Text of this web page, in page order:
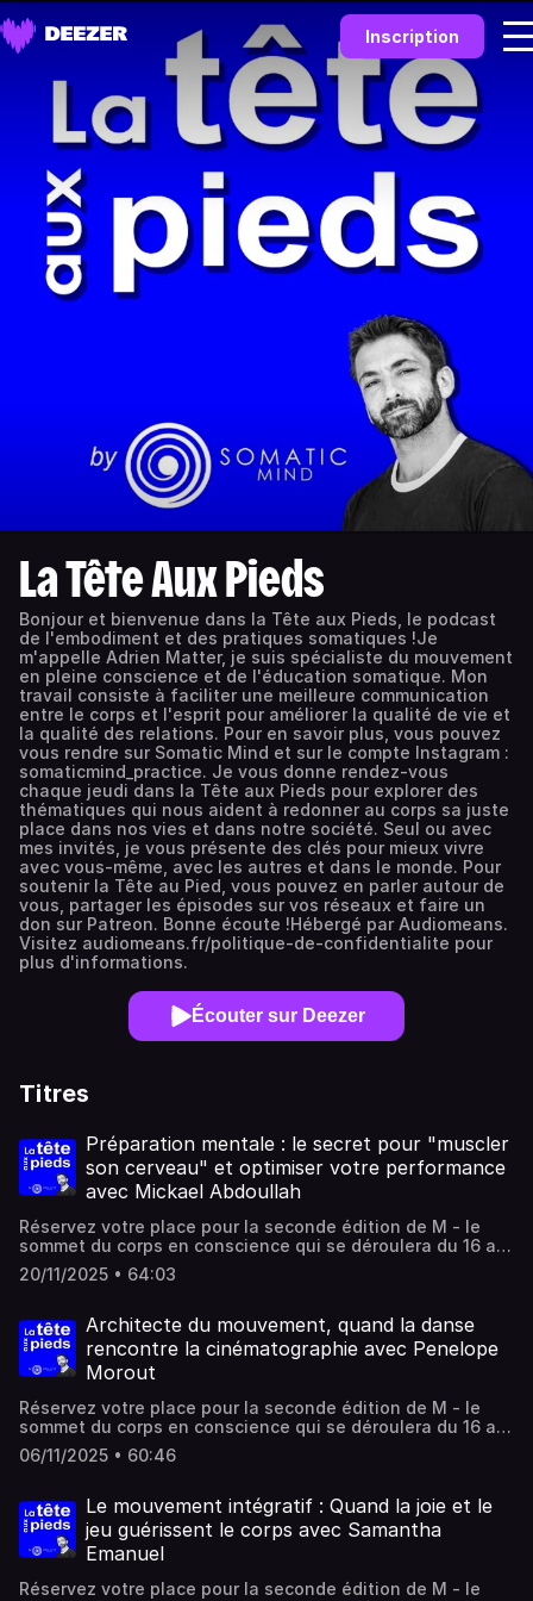
Inscription
La Tête Aux Pieds
Bonjour et bienvenue dans la Tête aux Pieds, le podcast
de l'embodiment et des pratiques somatiques !Je
m'appelle Adrien Matter, je suis spécialiste du mouvement
en pleine conscience et de l'éducation somatique. Mon
travail consiste à faciliter une meilleure communication
entre le corps et l'esprit pour améliorer la qualité de vie et
la qualité des relations. Pour en savoir plus, vous pouvez
vous rendre sur Somatic Mind et sur le compte Instagram :
somaticmind_practice. Je vous donne rendez-vous
chaque jeudi dans la Tête aux Pieds pour explorer des
thématiques qui nous aident à redonner au corps sa juste
place dans nos vies et dans notre société. Seul ou avec
mes invités, je vous présente des clés pour mieux vivre
avec vous-même, avec les autres et dans le monde. Pour
soutenir la Tête au Pied, vous pouvez en parler autour de
vous, partager les épisodes sur vos réseaux et faire un
don sur Patreon. Bonne écoute !Hébergé par Audiomeans.
Visitez audiomeans.fr/politique-de-confidentialite pour
plus d'informations.
Écouter sur Deezer
Titres
Préparation mentale : le secret pour "muscler
son cerveau" et optimiser votre performance
avec Mickael Abdoullah
Réservez votre place pour la seconde édition de M - le
sommet du corps en conscience qui se déroulera du 16 au
19 octobre 2025 !Mickael Abdoullah est ceinture noire de
Jiu-Jitsu Brésilien et préparateur mental. Je suis ravi de
expérience cette semaine.Nous avons abordé une
multitude de sujets :En quoi consiste la préparation
mentale ?Comment la préparation mentale permet
d’optimiser la performance sportive ou entrepreneuriale
en gérant le stress et la confiance en soi ?Comment des
techniques issues de la Programmation Neurolinguistique
(PNL) peuvent aider à fixer sa confiance et à s’adapter
face aux imprévus ?Quels sont les dangers de l'hyper
l'éthique personnelle peuvent être utilisées comme
leviers de performance ?Pour Mickael, tout athlète ou
professionnel doit intégrer un "double projet" et cultiver
son imaginaire pour éviter de devenir une "machine"
!" Merci pour votre fidélité !Pour aller plus loin, vous
20/11/2025 • 64:03
Architecte du mouvement, quand la danse
rencontre la cinématographie avec Penelope
Morout
Réservez votre place pour la seconde édition de M - le
sommet du corps en conscience qui se déroulera du 16 au
19 octobre 2025 !Cette semaine, je vous invite à plonger
dans l'univers de Penelope Morout, danseuse,
Monkey, dont le parcours est marqué par une remarquable
fusion des disciplines.Penelope, qui détient un double
diplôme en danse et en architecture, partage comment
elle parvient à gérer les défis d'une carrière
internationale, voyageant jusqu'à huit mois par an, et la
06/11/2025 • 60:46
Le mouvement intégratif : Quand la joie et le
jeu guérissent le corps avec Samantha
Emanuel
Réservez votre place pour la seconde édition de M - le